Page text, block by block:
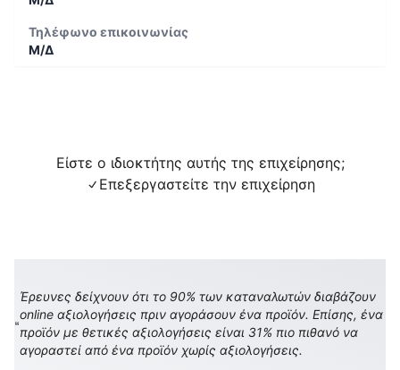
Τηλέφωνο επικοινωνίας
Μ/Δ
Είστε ο ιδιοκτήτης αυτής της επιχείρησης;
Επεξεργαστείτε την επιχείρηση
Έρευνες δείχνουν ότι το 90% των καταναλωτών διαβάζουν
online αξιολογήσεις πριν αγοράσουν ένα προϊόν. Επίσης, ένα
προϊόν με θετικές αξιολογήσεις είναι 31% πιο πιθανό να
αγοραστεί από ένα προϊόν χωρίς αξιολογήσεις.